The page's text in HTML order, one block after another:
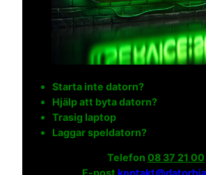
Starta inte datorn?
Hjälp att byta datorn?
Trasig laptop
Laggar speldatorn?
Telefon 08 37 21 00
E-post